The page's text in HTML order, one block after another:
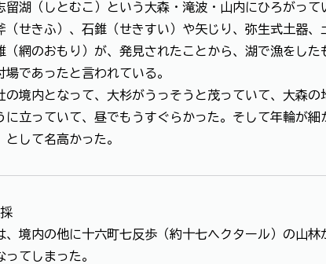
留湖（しとむこ）という大森・滝波・山内にひろがっ
（せきふ）、石錐（せきすい）や矢じり、弥生式土器
（網のおもり）が、発見されたことから、湖で漁をし
場であったと言われている。
の境内となって、大杉がうっそうと茂っていて、大森
に立っていて、昼でもうすぐらかった。そして年輪が
して名高かった。
、境内の他に十六町七反歩（約十七ヘクタール）の山
てしまった。